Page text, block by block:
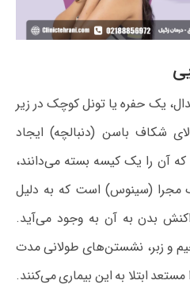
یک حفره یا تونل کوچک در زیر
شکاف باسن (دنبالچه) ایجاد
آن را یک کیسه بسته می‌دانند،
مجرا (سینوس) است که به دلیل
بدن به آن به وجود می‌آید.
و زبر، نشستن‌های طولانی مدت
ابتلا به این بیماری می‌کنند.